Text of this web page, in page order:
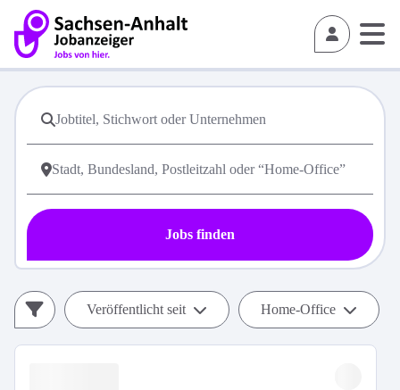
Jobs finden
Veröffentlicht seit Home-Office